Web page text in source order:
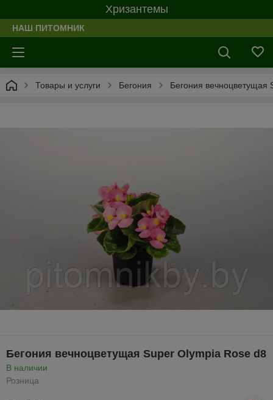
Хризантемы
НАШ ПИТОМНИК
Товары и услуги Бегония Бегония вечноцветущая
Бегония вечноцветущая Super Olympia Rose d8
В наличии
Розница